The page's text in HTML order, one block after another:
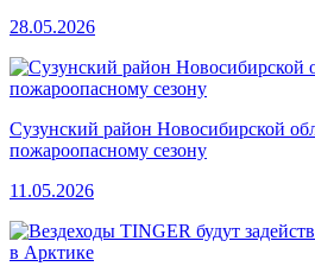
28.05.2026
Сузунский район Новосибирской
пожароопасному сезону
11.05.2026